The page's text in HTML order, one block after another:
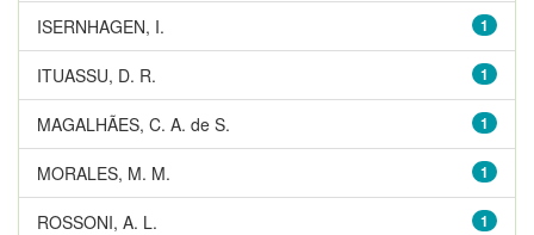
1
ISERNHAGEN, I.
1
ITUASSU, D. R.
1
MAGALHÃES, C. A. de S.
1
MORALES, M. M.
1
ROSSONI, A. L.